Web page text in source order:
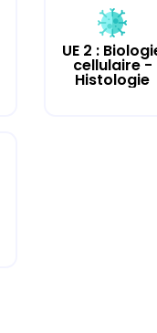
UE 2 :
cellulaire -
Histologie